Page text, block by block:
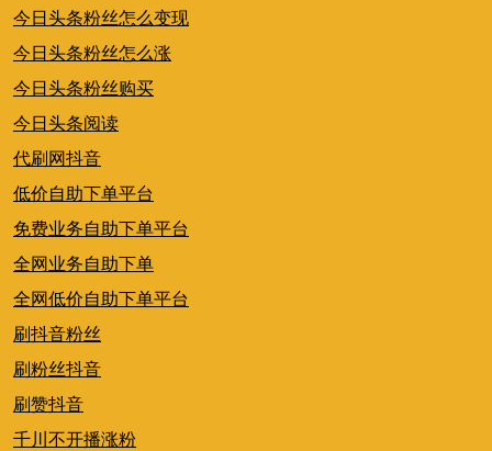
今日头条粉丝怎么变现
今日头条粉丝怎么涨
今日头条粉丝购买
今日头条阅读
代刷网抖音
低价自助下单平台
免费业务自助下单平台
全网业务自助下单
全网低价自助下单平台
刷抖音粉丝
刷粉丝抖音
刷赞抖音
千川不开播涨粉